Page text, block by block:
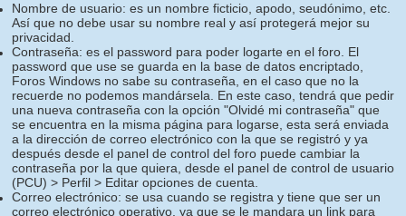
Nombre de usuario: es un nombre ficticio, apodo, seudónimo, etc.
Así que no debe usar su nombre real y así protegerá mejor su
privacidad.
Contraseña: es el password para poder logarte en el foro. El
password que use se guarda en la base de datos encriptado,
Foros Windows no sabe su contraseña, en el caso que no la
recuerde no podemos mandársela. En este caso, tendrá que pedir
una nueva contraseña con la opción "Olvidé mi contraseña" que
se encuentra en la misma página para logarse, esta será enviada
a la dirección de correo electrónico con la que se registró y ya
después desde el panel de control del foro puede cambiar la
contraseña por la que quiera, desde el panel de control de usuario
(PCU) > Perfil > Editar opciones de cuenta.
Correo electrónico: se usa cuando se registra y tiene que ser un
correo electrónico operativo, ya que se le mandara un link para